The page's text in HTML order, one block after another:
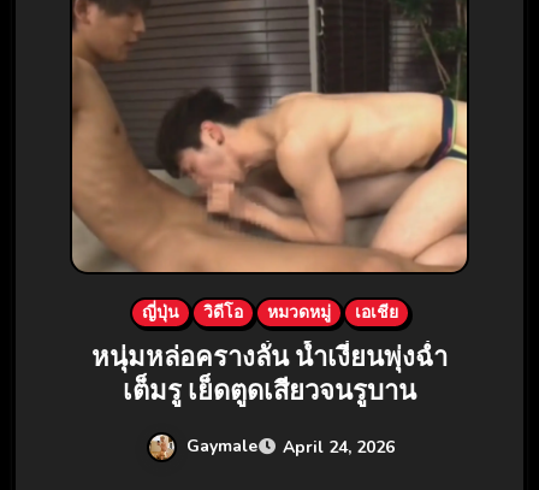
ญี่ปุ่น วิดีโอ หมวดหมู่ เอเชีย
หนุ่มหล่อครางลั่น น้ำเงี่ยนพุ่งฉ่ำ
เต็มรู เย็ดตูดเสียวจนรูบาน
Gaymale April 24, 2026